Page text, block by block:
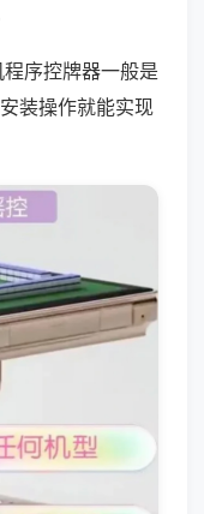
序控牌器一般是
装操作就能实现